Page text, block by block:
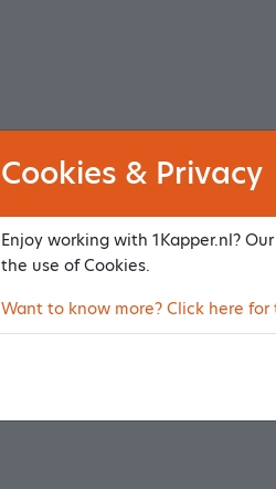
Cookies & Privacy
Enjoy working with 1Kapper.nl?
the use of Cookies.
Want to know more? Click here